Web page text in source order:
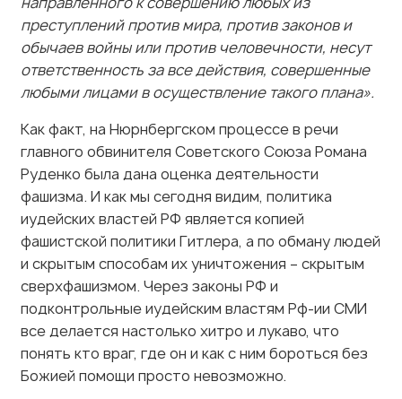
обычаев войны или против человечности, несут
ответственность за все действия, совершенные
любыми лицами в осуществление такого плана».
Как факт, на Нюрнбергском процессе в речи
Руденко была дана оценка деятельности
фашизма. И как мы сегодня видим, политика
иудейских властей РФ является копией
фашистской политики Гитлера, а по обману людей
и скрытым способам их уничтожения – скрытым
сверхфашизмом. Через законы РФ и
подконтрольные иудейским властям Рф-ии СМИ
все делается настолько хитро и лукаво, что
понять кто враг, где он и как с ним бороться без
Божией помощи просто невозможно.
Милостью Своей Господь подал людям Пророка